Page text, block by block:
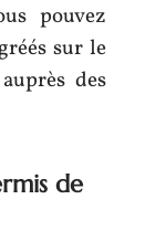
pouvez
sur le
des
de